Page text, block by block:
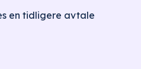
en tidligere avtale